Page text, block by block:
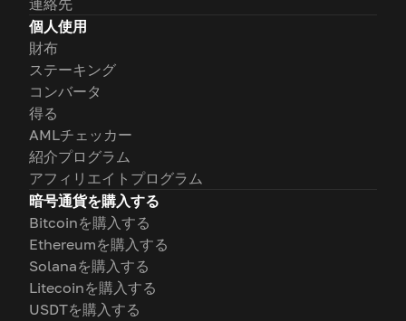
連絡先
個人使用
財布
ステーキング
コンバータ
得る
AMLチェッカー
紹介プログラム
アフィリエイトプログラム
暗号通貨を購入する
Bitcoinを購入する
Ethereumを購入する
Solanaを購入する
Litecoinを購入する
USDTを購入する